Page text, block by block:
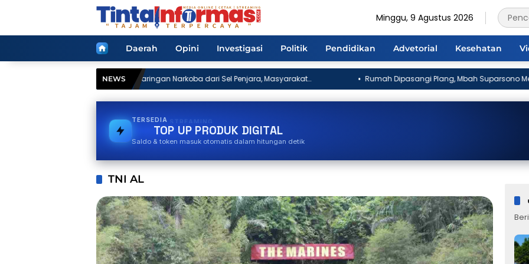
Minggu, 9 Agustus 2026
HomeDaerah Opini Investigasi Politik Pendidikan Advetorial Kesehatan
NEWS
Dugaan Jaringan Narkoba dari Sel Penjara, Masyarakat
Lampung Desak Kalapas Rajabasa Dicopot
Rumah Dipasangi Plang, Mbah Suparsono Mengaku Terluka:
TERSEDIA TOKEN PLN
TOP UP PRODUK DIGITAL
Saldo & token masuk otomatis dalam hitungan detik
TNI AL